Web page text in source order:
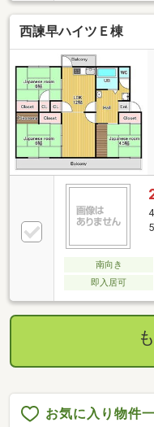
西諫早ハイツＥ棟
南向き
即入居可
お気に入り物件